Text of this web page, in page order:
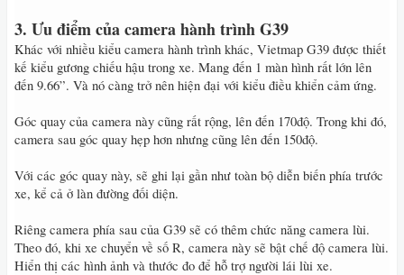
3. Ưu điểm của camera hành trình G39
Khác với nhiều kiểu camera hành trình khác, Vietmap G39 được thiết
kế kiểu gương chiếu hậu trong xe. Mang đến 1 màn hình rất lớn lên
đến 9.66”. Và nó càng trở nên hiện đại với kiểu điều khiển cảm ứng.
Góc quay của camera này cũng rất rộng, lên đến 170độ. Trong khi đó,
camera sau góc quay hẹp hơn nhưng cũng lên đến 150độ.
Với các góc quay này, sẽ ghi lại gần như toàn bộ diễn biến phía trước
xe, kể cả ở làn đường đối diện.
Riêng camera phía sau của G39 sẽ có thêm chức năng camera lùi.
Theo đó, khi xe chuyển về số R, camera này sẽ bật chế độ camera lùi.
Hiển thị các hình ảnh và thước đo để hỗ trợ người lái lùi xe.